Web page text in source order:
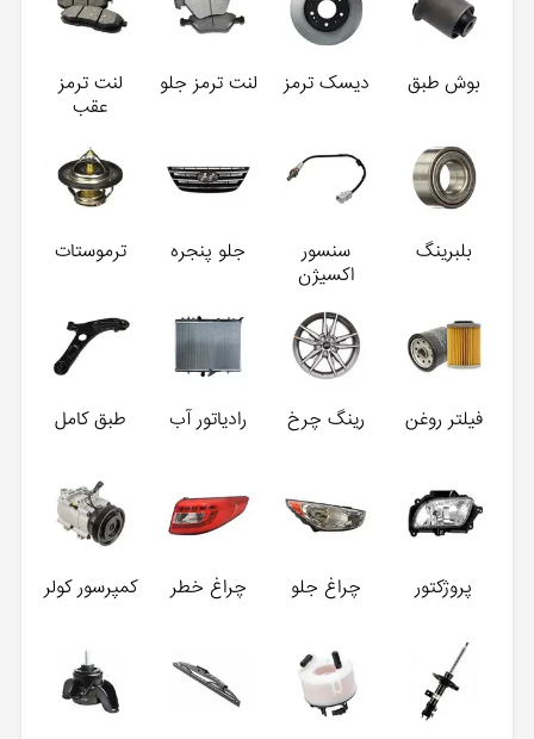
بوش طبق دیسک ترمز لنت ترمز جلو
لنت ترمز
عقب
بلبرینگ
سنسور
اکسیژن
جلو پنجره ترموستات
فیلتر روغن رینگ چرخ رادیاتور آب طبق کامل
پروژکتور چراغ جلو چراغ خطر کمپرسور کولر